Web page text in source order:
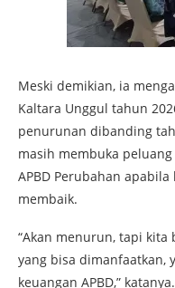
Meski demikian, ia
Kaltara Unggul tahun
penurunan dibanding
masih membuka
APBD Perubahan
membaik.
“Akan menurun, tapi
yang bisa dimanfaatkan,
keuangan APBD,” katanya.